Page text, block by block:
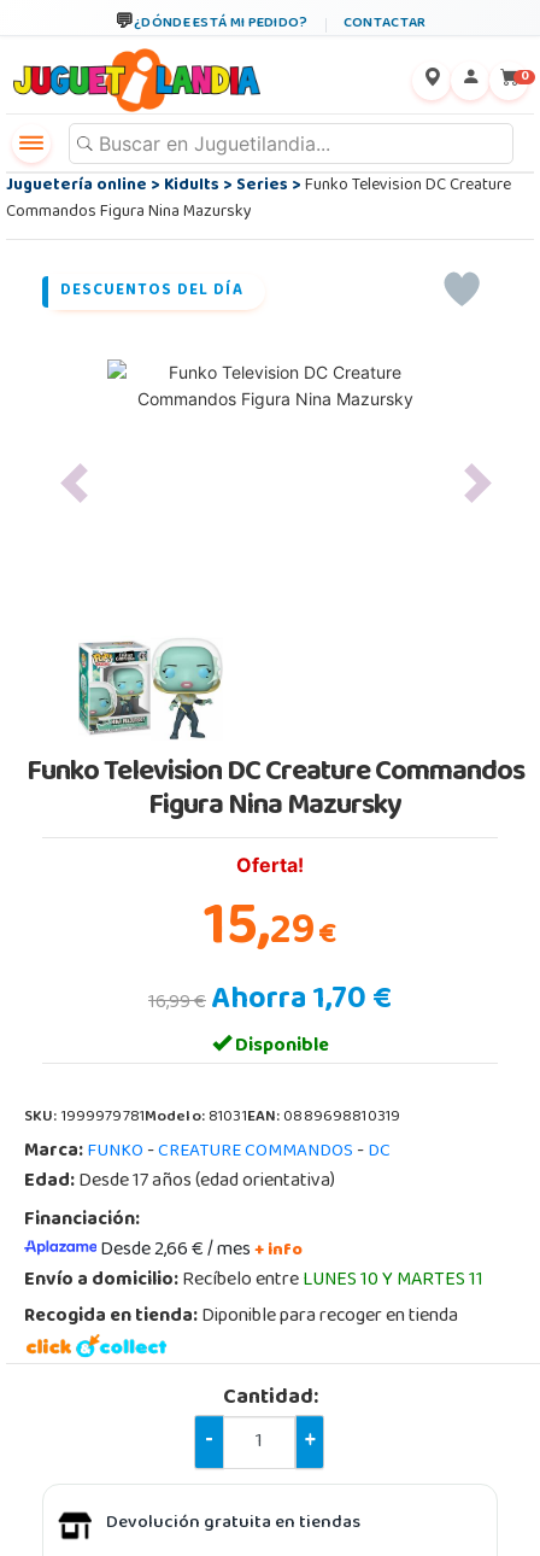
¿DÓNDE ESTÁ MI PEDIDO? CONTACTAR
0
Juguetería online>Kidults>Series>Funko Television DC Creature
Commandos Figura Nina Mazursky
DESCUENTOS DEL DÍA
Previous Next
Funko Television DC Creature Commandos
Figura Nina Mazursky
Oferta!
15,29€
16,99 €Ahorra 1,70 €
Disponible
SKU:1999979781Modelo:81031EAN:0889698810319
Marca:FUNKO-CREATURE COMMANDOS-DC
Edad:Desde 17 años (edad orientativa)
Financiación:
Desde 2,66 € / mes+ info
Envío a domicilio:Recíbelo entreLUNES 10 Y MARTES 11
Recogida en tienda:Diponible para recoger en tienda
Cantidad:
-
+
Devolución gratuita en tiendas